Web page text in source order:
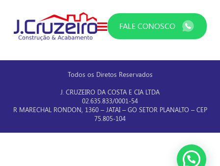
FALE CONOSCO
Todos os Diretos Reservados
J. CRUZEIRO DA COSTA E CIA LTDA
02.635.833/0001-54
R MARECHAL RONDON, 1360 – JATAI – GO SETOR PLANALTO – CEP
75.805-104